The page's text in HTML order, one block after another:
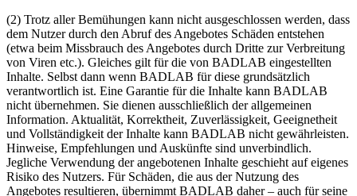
(2) Trotz aller Bemühungen kann nicht ausgeschlossen werden, dass
dem Nutzer durch den Abruf des Angebotes Schäden entstehen
(etwa beim Missbrauch des Angebotes durch Dritte zur Verbreitung
von Viren etc.). Gleiches gilt für die von BADLAB eingestellten
Inhalte. Selbst dann wenn BADLAB für diese grundsätzlich
verantwortlich ist. Eine Garantie für die Inhalte kann BADLAB
nicht übernehmen. Sie dienen ausschließlich der allgemeinen
Information. Aktualität, Korrektheit, Zuverlässigkeit, Geeignetheit
und Vollständigkeit der Inhalte kann BADLAB nicht gewährleisten.
Hinweise, Empfehlungen und Auskünfte sind unverbindlich.
Jegliche Verwendung der angebotenen Inhalte geschieht auf eigenes
Risiko des Nutzers. Für Schäden, die aus der Nutzung des
Angebotes resultieren, übernimmt BADLAB daher – auch für seine